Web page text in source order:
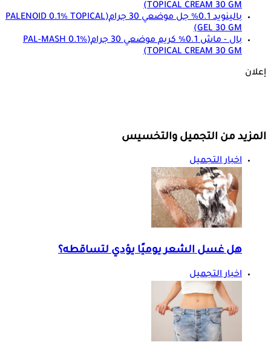
TOPICAL CREAM 30 GM)
بالينويد 0.1% جل موضعي 30 جرام
(PALENOID 0.1% TOPICAL
GEL 30 GM)
بال - ماش 0.1% كريم موضعي 30 جرام
(PAL-MASH 0.1%
TOPICAL CREAM 30 GM)
إعلان
المزيد من التجميل والتخسيس
اخبار التجميل
هل غسل الشعر يوميًا يؤدي لتساقطه؟
اخبار التجميل